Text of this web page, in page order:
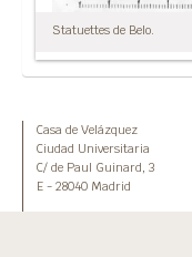
Statuettes de Belo.
Casa de Velázquez
Ciudad Universitaria
C/ de Paul Guinard, 3
E - 28040 Madrid